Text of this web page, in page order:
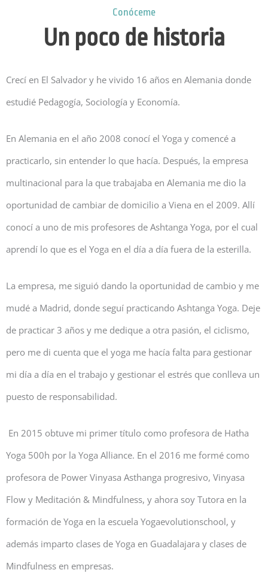
Conóceme
Un poco de historia
Crecí en El Salvador y he vivido 16 años en Alemania donde
estudié Pedagogía, Sociología y Economía.
En Alemania en el año 2008 conocí el Yoga y comencé a
practicarlo, sin entender lo que hacía. Después, la empresa
multinacional para la que trabajaba en Alemania me dio la
oportunidad de cambiar de domicilio a Viena en el 2009. Allí
conocí a uno de mis profesores de Ashtanga Yoga, por el cual
aprendí lo que es el Yoga en el día a día fuera de la esterilla.
La empresa, me siguió dando la oportunidad de cambio y me
mudé a Madrid, donde seguí practicando Ashtanga Yoga. Deje
de practicar 3 años y me dedique a otra pasión, el ciclismo,
pero me di cuenta que el yoga me hacía falta para gestionar
mi día a día en el trabajo y gestionar el estrés que conlleva un
puesto de responsabilidad.
En 2015 obtuve mi primer título como profesora de Hatha
Yoga 500h por la Yoga Alliance. En el 2016 me formé como
profesora de Power Vinyasa Asthanga progresivo, Vinyasa
Flow y Meditación & Mindfulness, y ahora soy Tutora en la
formación de Yoga en la escuela Yogaevolutionschool, y
además imparto clases de Yoga en Guadalajara y clases de
Mindfulness en empresas.